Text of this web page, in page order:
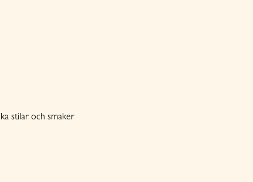
stilar och smaker